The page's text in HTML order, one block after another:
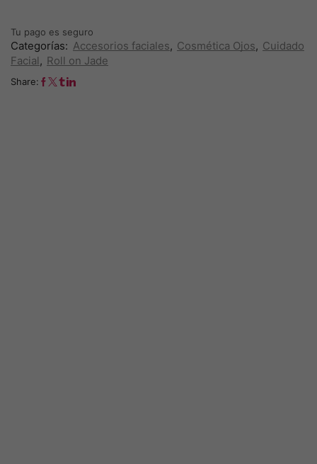
Tu pago es seguro
Categorías: Accesorios faciales, Cosmética Ojos, Cuidado
Facial, Roll on Jade
Share: